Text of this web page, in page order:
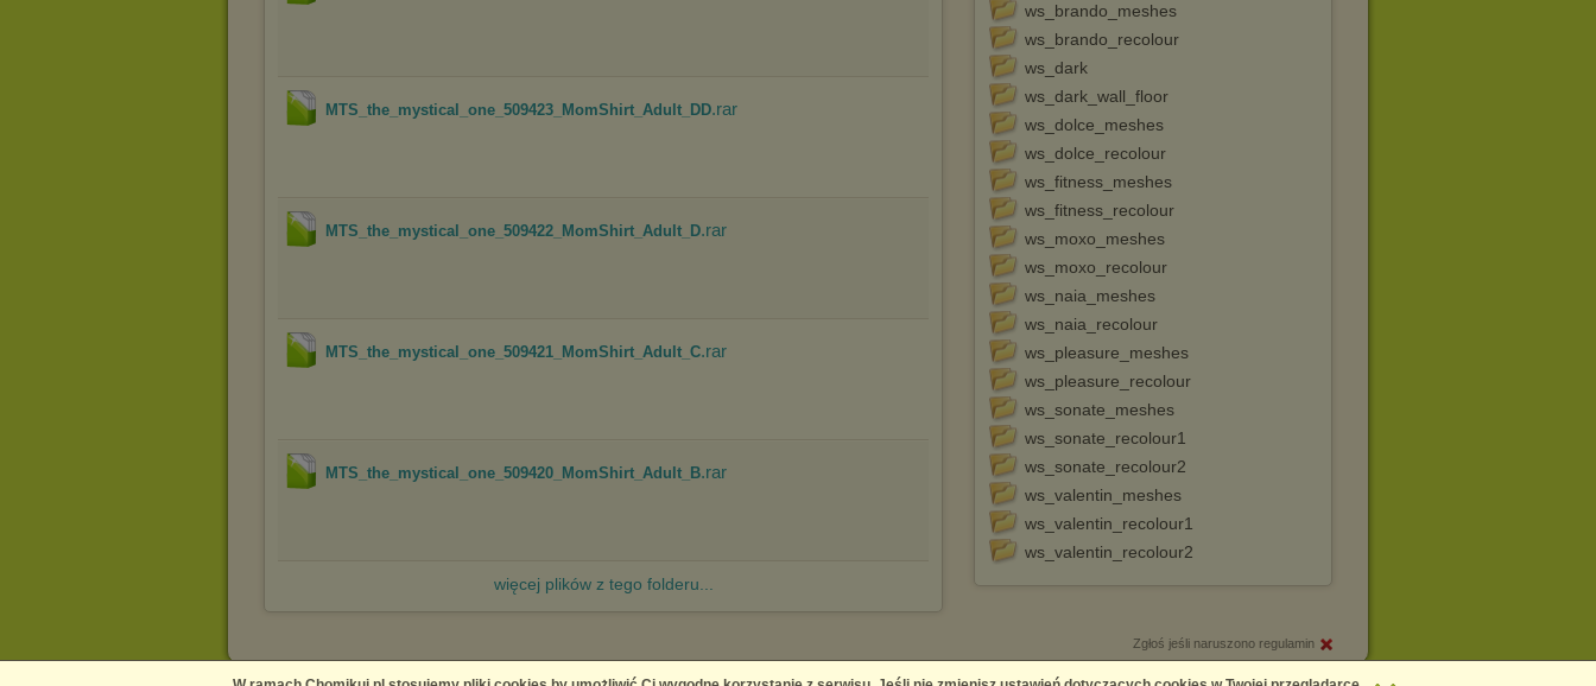
Istnieje możliwość zmiany ustawień przeglądarki internetowej w
sposób uniemożliwiający przechowywanie plików cookies na
urządzeniu końcowym. Można również usunąć pliki cookies,
dokonując odpowiednich zmian w ustawieniach przeglądarki
Pełną informację na ten temat znajdziesz pod adresem
ws_brando_meshes
ws_brando_recolour
ws_dark
ws_dark_wall_floor
ws_dolce_meshes
ws_dolce_recolour
ws_fitness_meshes
ws_fitness_recolour
ws_moxo_meshes
ws_moxo_recolour
ws_naia_meshes
ws_naia_recolour
ws_pleasure_meshes
ws_pleasure_recolour
ws_sonate_meshes
ws_sonate_recolour1
ws_sonate_recolour2
ws_valentin_meshes
ws_valentin_recolour1
ws_valentin_recolour2
MTS_the_mystical_one_509423_MomShirt_Adult_DD.rar
MTS_the_mystical_one_509422_MomShirt_Adult_D.rar
MTS_the_mystical_one_509421_MomShirt_Adult_C.rar
MTS_the_mystical_one_509420_MomShirt_Adult_B.rar
więcej plików z tego folderu...
Zgłoś jeśli naruszono regulamin
Copyright © 2026Chomikuj.pl